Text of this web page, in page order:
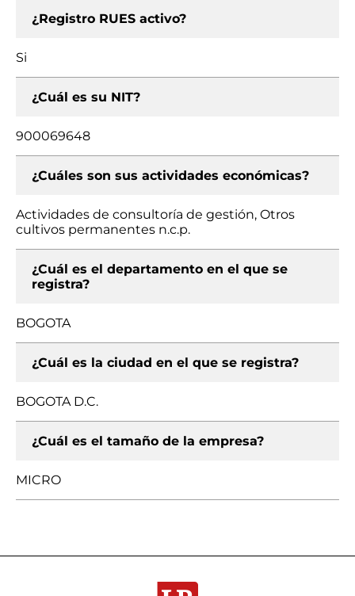
¿Registro RUES activo?
Si
¿Cuál es su NIT?
900069648
¿Cuáles son sus actividades económicas?
Actividades de consultoría de gestión, Otros
cultivos permanentes n.c.p.
¿Cuál es el departamento en el que se
registra?
BOGOTA
¿Cuál es la ciudad en el que se registra?
BOGOTA D.C.
¿Cuál es el tamaño de la empresa?
MICRO